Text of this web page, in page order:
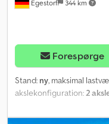
Egestorf 344 km
Forespørge
Stand: ny, maksimal
akslekonfiguration: 2
Bremser: * EBS-E